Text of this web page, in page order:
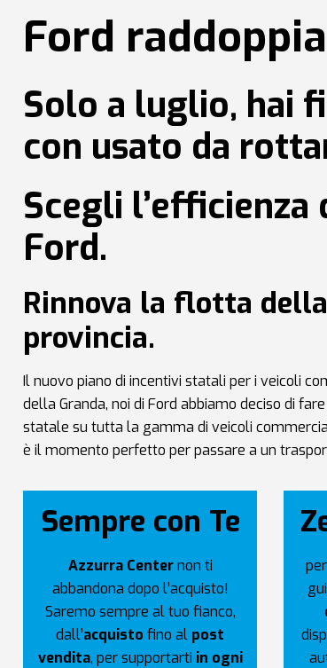
Ford
Solo a luglio, hai
con usato da
Scegli
Ford.
Rinnova la flotta
provincia.
Il nuovo piano di incentivi statali per i veicoli
della Granda, noi di Ford abbiamo deciso di
statale su tutta la gamma di veicoli
è il momento perfetto per passare a un
Sempre con Te
Azzurra Centernon ti
abbandona dopo l’acquisto!
Saremo sempre al tuo fianco,
dall’acquisto fino al post
vendita, per supportarti in ogni